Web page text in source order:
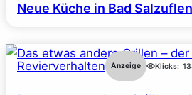
Neue Küche in Bad
Revierverhalten Anzeige Klicks: